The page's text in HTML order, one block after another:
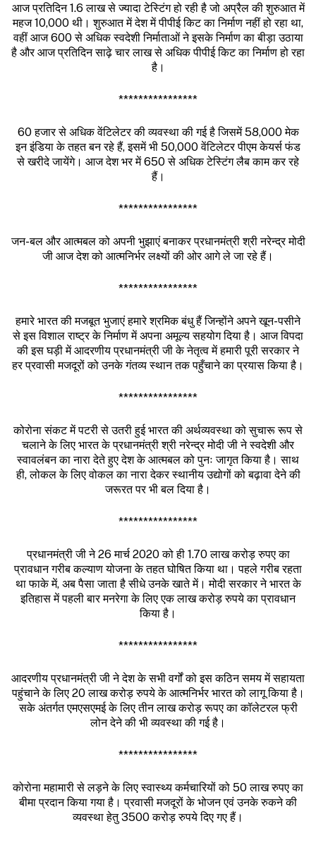
आज प्रतिदिन 1.6 लाख से ज्यादा टेस्टिंग हो रही है जो अप्रैल की शुरुआत में
महज 10,000 थी। शुरुआत में देश में पीपीई किट का निर्माण नहीं हो रहा था,
वहीं आज 600 से अधिक स्वदेशी निर्माताओं ने इसके निर्माण का बीड़ा उठाया
है और आज प्रतिदिन साढ़े चार लाख से अधिक पीपीई किट का निर्माण हो रहा
है।
****************
60 हजार से अधिक वेंटिलेटर की व्यवस्था की गई है जिसमें 58,000 मेक
इन इंडिया के तहत बन रहे हैं, इसमें भी 50,000 वेंटिलेटर पीएम केयर्स फंड
से खरीदे जायेंगे। आज देश भर में 650 से अधिक टेस्टिंग लैब काम कर रहे
हैं।
****************
जन-बल और आत्मबल को अपनी भुझाएं बनाकर प्रधानमंत्री श्री नरेन्द्र मोदी
जी आज देश को आत्मनिर्भर लक्ष्यों की ओर आगे ले जा रहे हैं।
****************
हमारे भारत की मजबूत भुजाएं हमारे श्रमिक बंधु हैं जिन्होंने अपने खून-पसीने
से इस विशाल राष्ट्र के निर्माण में अपना अमूल्य सहयोग दिया है। आज विपदा
की इस घड़ी में आदरणीय प्रधानमंत्री जी के नेतृत्व में हमारी पूरी सरकार ने
हर प्रवासी मजदूरों को उनके गंतव्य स्थान तक पहुँचाने का प्रयास किया है।
****************
कोरोना संकट में पटरी से उतरी हुई भारत की अर्थव्यवस्था को सुचारू रूप से
चलाने के लिए भारत के प्रधानमंत्री श्री नरेन्द्र मोदी जी ने स्वदेशी और
स्वावलंबन का नारा देते हुए देश के आत्मबल को पुनः जागृत किया है। साथ
ही, लोकल के लिए वोकल का नारा देकर स्थानीय उद्योगों को बढ़ावा देने की
जरूरत पर भी बल दिया है।
****************
प्रधानमंत्री जी ने 26 मार्च 2020 को ही 1.70 लाख करोड़ रुपए का
प्रावधान गरीब कल्याण योजना के तहत घोषित किया था। पहले गरीब रहता
था फाके में, अब पैसा जाता है सीधे उनके खाते में। मोदी सरकार ने भारत के
इतिहास में पहली बार मनरेगा के लिए एक लाख करोड़ रुपये का प्रावधान
किया है।
****************
आदरणीय प्रधानमंत्री जी ने देश के सभी वर्गों को इस कठिन समय में सहायता
पहुंचाने के लिए 20 लाख करोड़ रुपये के आत्मनिर्भर भारत को लागू किया है।
सके अंतर्गत एमएसएमई के लिए तीन लाख करोड़ रूपए का कॉलेटरल फ्री
लोन देने की भी व्यवस्था की गई है।
****************
कोरोना महामारी से लड़ने के लिए स्वास्थ्य कर्मचारियों को 50 लाख रुपए का
बीमा प्रदान किया गया है। प्रवासी मजदूरों के भोजन एवं उनके रुकने की
व्यवस्था हेतु ₹3500 करोड़ रुपये दिए गए हैं।